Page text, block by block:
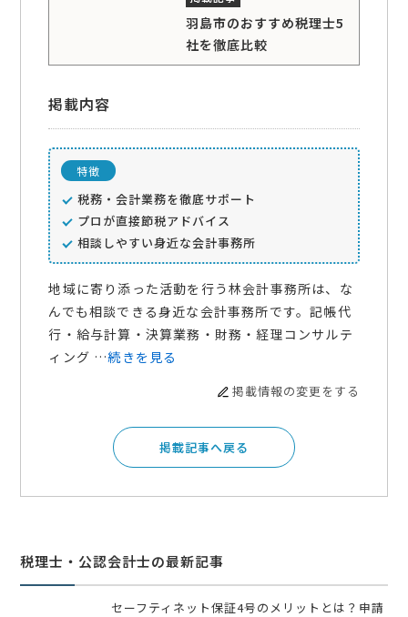
羽島市のおすすめ税理士5
社を徹底比較
掲載内容
特徴
税務・会計業務を徹底サポート
プロが直接節税アドバイス
相談しやすい身近な会計事務所
地域に寄り添った活動を行う林会計事務所は、な
んでも相談できる身近な会計事務所です。記帳代
行・給与計算・決算業務・財務・経理コンサルテ
ィング …続きを見る
掲載情報の変更をする
掲載記事へ戻る
税理士・公認会計士の最新記事
セーフティネット保証4号のメリットとは？申請